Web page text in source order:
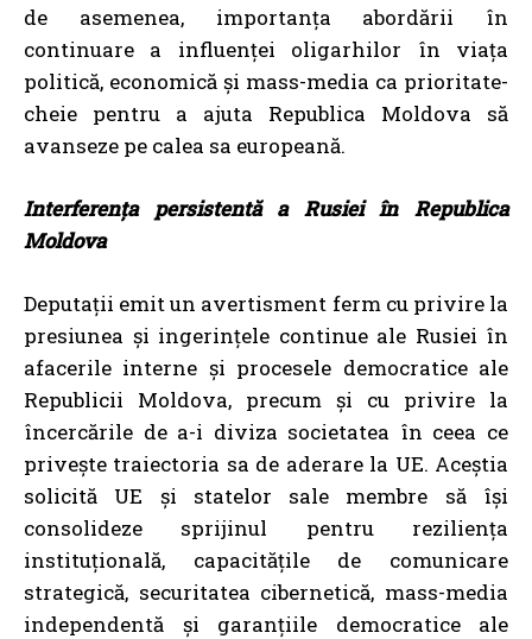
de asemenea, importanța abordării în
continuare a influenței oligarhilor în viața
politică, economică și mass-media ca prioritate-
cheie pentru a ajuta Republica Moldova să
avanseze pe calea sa europeană.
Interferența persistentă a Rusiei în Republica
Moldova
Deputații emit un avertisment ferm cu privire la
presiunea și ingerințele continue ale Rusiei în
afacerile interne și procesele democratice ale
Republicii Moldova, precum și cu privire la
încercările de a-i diviza societatea în ceea ce
privește traiectoria sa de aderare la UE. Aceștia
solicită UE și statelor sale membre să își
consolideze sprijinul pentru reziliența
instituțională, capacitățile de comunicare
strategică, securitatea cibernetică, mass-media
independentă și garanțiile democratice ale